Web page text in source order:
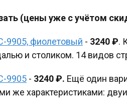
(цены уже с учётом
9905, фиолетовый - 3240 ₽.
и столиком. 14 видов
9905 - 3240 ₽. Ещё один
же характеристиками: